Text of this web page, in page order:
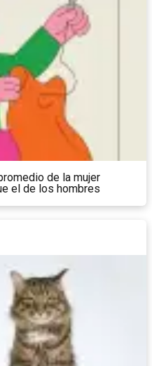
de la mujer
el de los hombres